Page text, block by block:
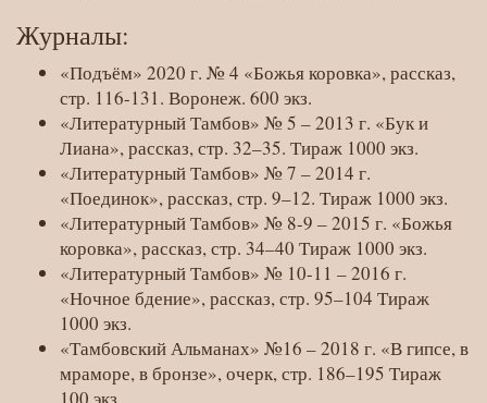
Журналы:
«Подъём» 2020 г. № 4 «Божья коровка», рассказ,
стр. 116-131. Воронеж. 600 экз.
«Литературный Тамбов» № 5 – 2013 г. «Бук и
Лиана», рассказ, стр. 32–35. Тираж 1000 экз.
«Литературный Тамбов» № 7 – 2014 г.
«Поединок», рассказ, стр. 9–12. Тираж 1000 экз.
«Литературный Тамбов» № 8-9 – 2015 г. «Божья
коровка», рассказ, стр. 34–40 Тираж 1000 экз.
«Литературный Тамбов» № 10-11 – 2016 г.
«Ночное бдение», рассказ, стр. 95–104 Тираж
1000 экз.
«Тамбовский Альманах» №16 – 2018 г. «В гипсе, в
мраморе, в бронзе», очерк, стр. 186–195 Тираж
100 экз.